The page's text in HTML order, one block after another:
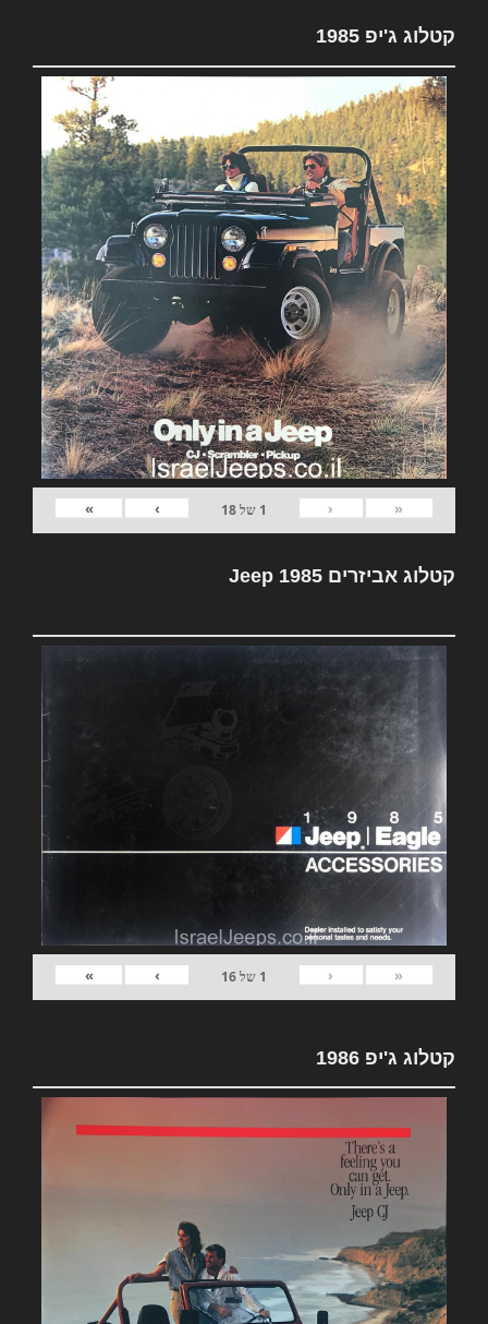
קטלוג ג'יפ 1985
«
‹
1 של18
›
»
קטלוג אביזרים Jeep 1985
«
‹
1 של16
›
»
קטלוג ג'יפ 1986